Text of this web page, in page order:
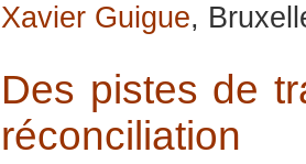
Xavier Guigue,
Des pistes de
réconciliation